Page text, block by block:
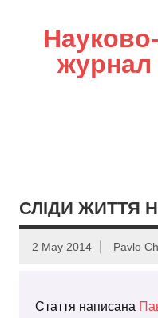
журнал
СЛІДИ ЖИТТЯ
2 May 2014 Pavlo
Стаття написана